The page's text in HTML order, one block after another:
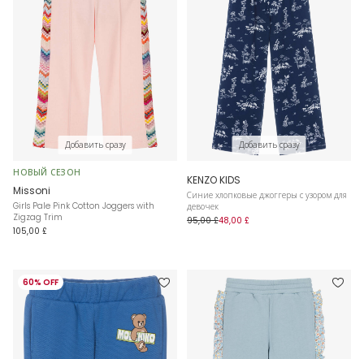
Добавить сразу
НОВЫЙ СЕЗОН
Missoni
Girls Pale Pink Cotton Joggers with
Zigzag Trim
105,00 £
Добавить сразу
KENZO KIDS
Синие хлопковые джоггеры с узором для
девочек
95,00 £48,00 £
60% OFF